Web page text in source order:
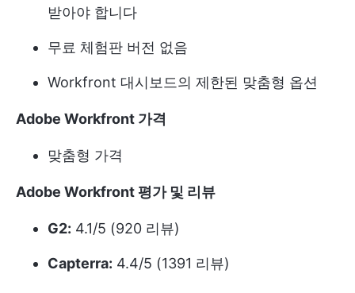
받아야 합니다
무료 체험판 버전 없음
Workfront 대시보드의 제한된 맞춤형 옵션
Adobe Workfront 가격
맞춤형 가격
Adobe Workfront 평가 및 리뷰
G2: 4.1/5 (920 리뷰)
Capterra: 4.4/5 (1391 리뷰)